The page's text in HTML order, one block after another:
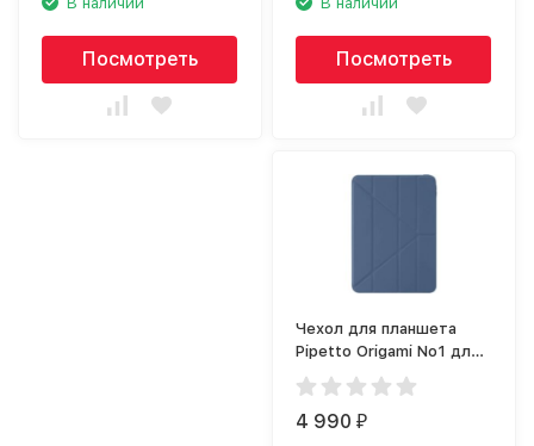
Посмотреть Посмотреть
Чехол для планшета
Pipetto Origami No1 для
Apple iPad Pro 11 (2021),
тёмно-синий
4 990₽